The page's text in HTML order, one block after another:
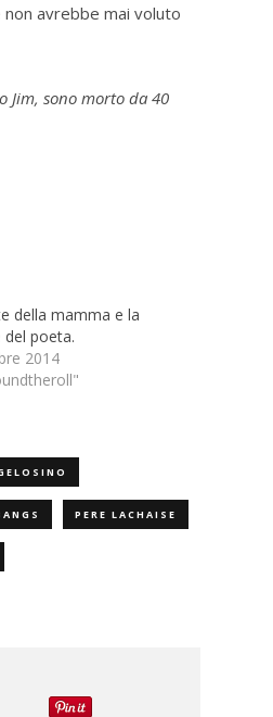
avrebbe mai voluto
Jim, sono morto da 40
della mamma e la
del poeta.
2014
PERE LACHAISE